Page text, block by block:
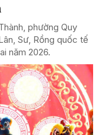
phường Quy
Sư, Rồng quốc tế
năm 2026.